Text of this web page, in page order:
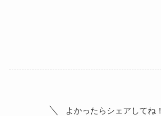
よかったらシェアしてね！